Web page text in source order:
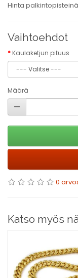
Hinta
Vaihtoehdot
Kaulaketjun pituus
Määrä
0
Katso myös